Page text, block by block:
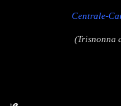
Centrale-
(Trisnonna